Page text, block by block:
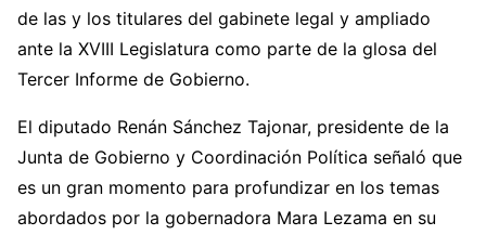
de las y los titulares del gabinete legal y ampliado
ante la XVIII Legislatura como parte de la glosa del
Tercer Informe de Gobierno.
El diputado Renán Sánchez Tajonar, presidente de la
Junta de Gobierno y Coordinación Política señaló que
es un gran momento para profundizar en los temas
abordados por la gobernadora Mara Lezama en su